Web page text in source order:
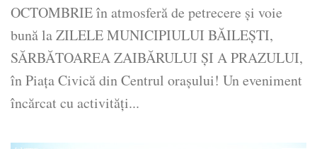
OCTOMBRIE în atmosferă de petrecere și voie
bună la ZILELE MUNICIPIULUI BĂILEŞTI,
SĂRBĂTOAREA ZAIBĂRULUI ŞI A PRAZULUI,
în Piaţa Civică din Centrul oraşului! Un eveniment
încărcat cu activităţi...